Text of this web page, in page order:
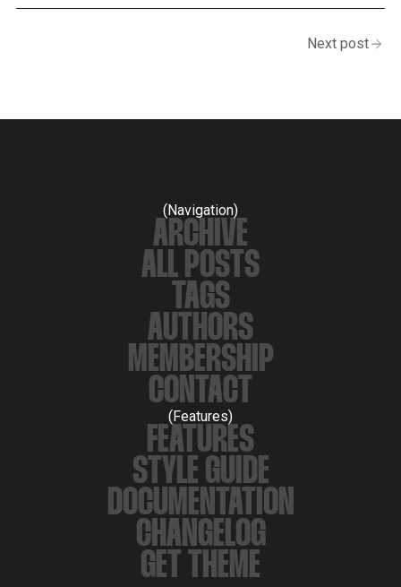
Next post
(Navigation)
ARCHIVE
ALL POSTS
TAGS
AUTHORS
MEMBERSHIP
CONTACT
(Features)
FEATURES
STYLE GUIDE
DOCUMENTATION
CHANGELOG
GET THEME